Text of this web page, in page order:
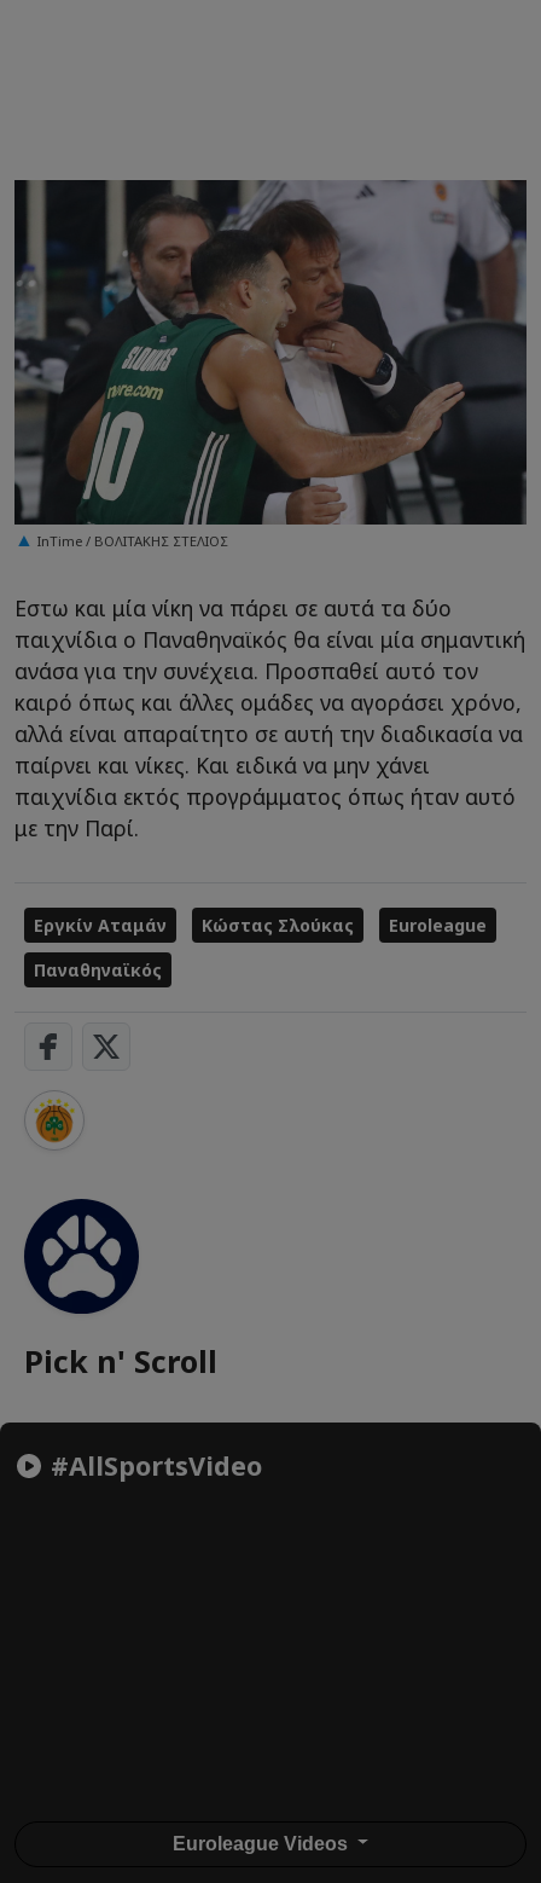
InTime / ΒΟΛΙΤΑΚΗΣ ΣΤΕΛΙΟΣ
Εστω και μία νίκη να πάρει σε αυτά τα δύο
παιχνίδια ο Παναθηναϊκός θα είναι μία σημαντική
ανάσα για την συνέχεια. Προσπαθεί αυτό τον
καιρό όπως και άλλες ομάδες να αγοράσει χρόνο,
αλλά είναι απαραίτητο σε αυτή την διαδικασία να
παίρνει και νίκες. Και ειδικά να μην χάνει
παιχνίδια εκτός προγράμματος όπως ήταν αυτό
με την Παρί.
Εργκίν Αταμάν Κώστας Σλούκας
Euroleague
Παναθηναϊκός
Pick n' Scroll
#AllSportsVideo
Euroleague Videos